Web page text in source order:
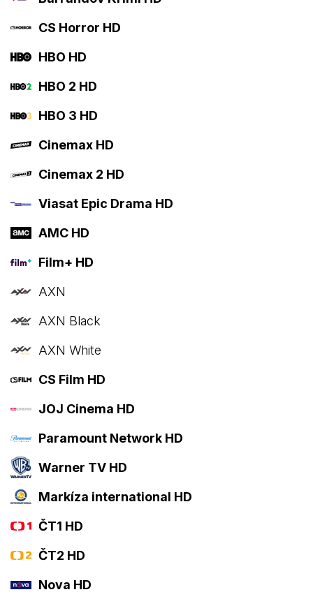
CS Horror HD
HBO HD
HBO 2 HD
HBO 3 HD
Cinemax HD
Cinemax 2 HD
Viasat Epic Drama HD
AMC HD
Film+ HD
AXN
AXN Black
AXN White
CS Film HD
JOJ Cinema HD
Paramount Network HD
Warner TV HD
Markíza international HD
ČT1 HD
ČT2 HD
Nova HD